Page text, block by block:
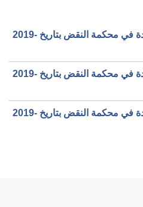
القضية رقم ‎403‏/‎2019‏ المنعقدة في محكمة النقض بتاريخ ‎2019-
القضية رقم ‎360‏/‎2019‏ المنعقدة في محكمة النقض بتاريخ ‎2019-
القضية رقم ‎372‏/‎2019‏ المنعقدة في محكمة النقض بتاريخ ‎2019-